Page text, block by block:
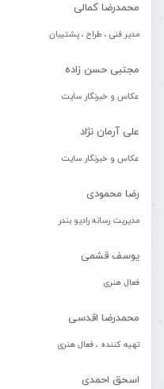
محمدرضا کمالی
مدیر فنی ، طراح ، پشتیبان
مجتبی حسن زاده
عکاس و خبرنگار سایت
علی آرمان نژاد
عکاس و خبرنگار سایت
رضا محمودی
مدیریت رسانه رادیو بندر
یوسف قشمی
فعال هنری
محمدرضا اقدسی
تهیه کننده ، فعال هنری
اسحق احمدی